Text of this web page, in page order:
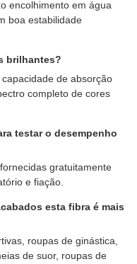
encolhimento em água
boa estabilidade
brilhantes?
de absorção
completo de cores
testar o desempenho
gratuitamente
e fiação.
esta fibra é mais
roupas de ginástica,
de suor, roupas de